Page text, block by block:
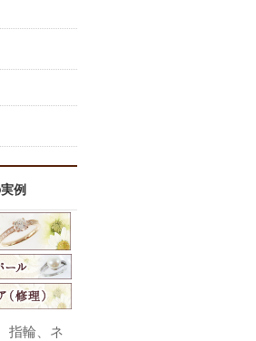
例
指輪、ネ